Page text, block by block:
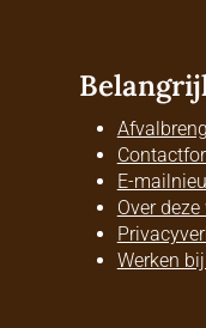
E-
Over
Werken